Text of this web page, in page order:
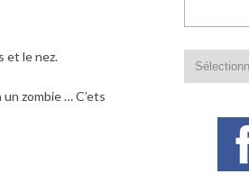
et le nez.
zombie … C’ets